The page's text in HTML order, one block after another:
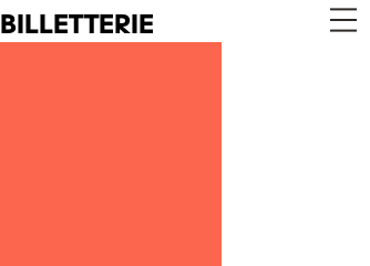
BILLETTERIE